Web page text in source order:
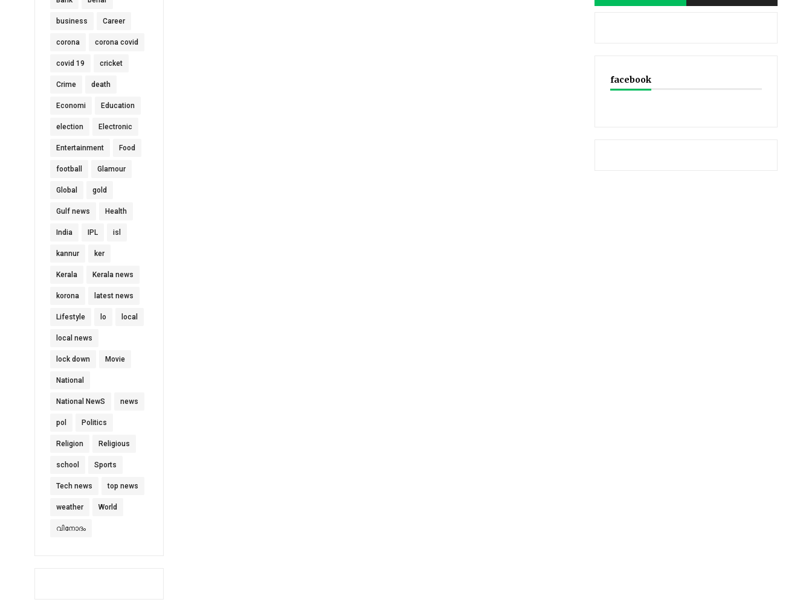
business Career
corona corona covid
covid 19 cricket
Crime death
Economi Education
election Electronic
Entertainment Food
football Glamour
Global gold
Gulf news Health
India IPL isl
kannur ker
Kerala Kerala news
korona latest news
Lifestyle lo local
local news
lock down Movie
National
National NewS news
pol Politics
Religion Religious
school Sports
Tech news top news
weather World
വിനോദം
facebook